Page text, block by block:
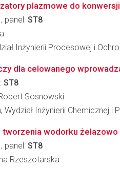
plazmowe do
, panel: ST8
Inżynierii Procesowej i
dla celowanego
ST8
Sosnowski
Wydział Inżynierii Chemicznej i
tworzenia wodorku
, panel: ST8
Rzeszotarska